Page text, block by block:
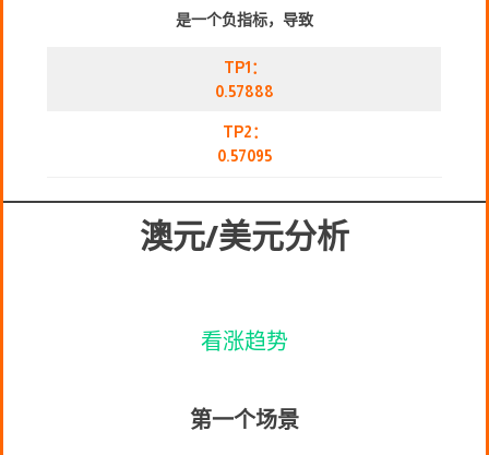
是一个负指标，导致
TP1：
0.57888
TP2：
0.57095
澳元/美元分析
看涨趋势
第一个场景